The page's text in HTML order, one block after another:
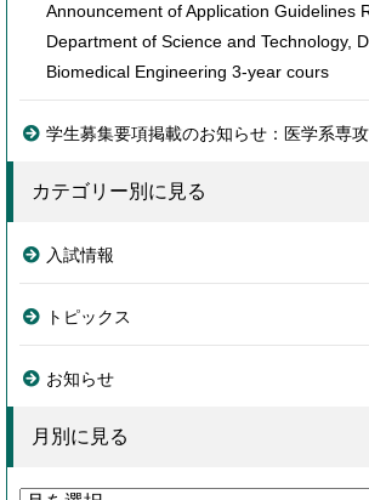
Announcement of Application Guidelines
Department of Science and Technology,
Biomedical Engineering 3-year cours
学生募集要項掲載のお知らせ：医学系専
カテゴリー別に見る
入試情報
トピックス
お知らせ
月別に見る